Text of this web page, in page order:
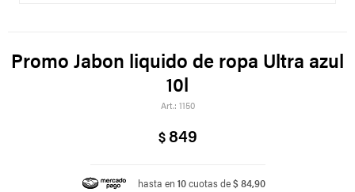
Promo Jabon liquido de ropa Ultra azul
10l
1150
$ 849
hasta en 10cuotas de$ 84,90